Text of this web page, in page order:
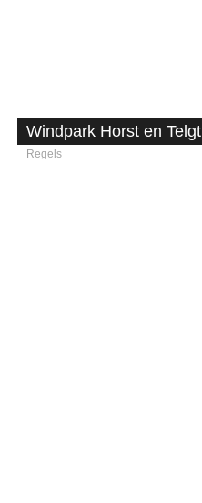
Windpark Horst en Telgt
Regels